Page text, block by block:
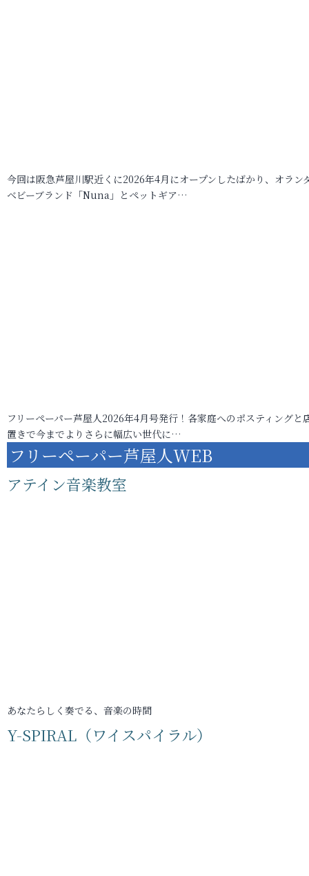
今回は阪急芦屋川駅近くに2026年4月にオープンしたばかり、オラン
ベビーブランド「Nuna」とペットギア…
フリーペーパー芦屋人2026年4月号発行！各家庭へのポスティングと
置きで今までよりさらに幅広い世代に…
フリーペーパー芦屋人WEB
アテイン音楽教室
あなたらしく奏でる、音楽の時間
Y-SPIRAL（ワイスパイラル）